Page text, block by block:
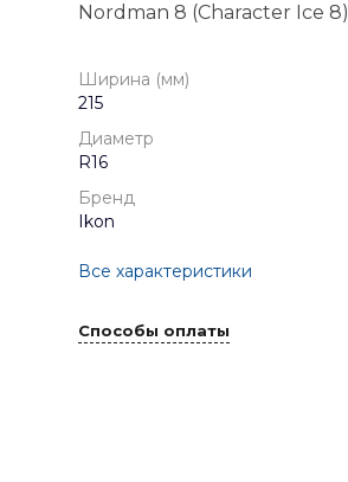
Nordman 8 (Character Ice 8)
Ширина (мм)
215
Диаметр
R16
Бренд
Ikon
Все характеристики
Способы оплаты